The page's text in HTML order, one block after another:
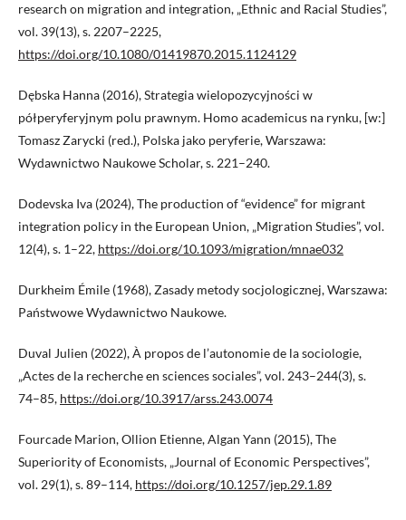
research on migration and integration, „Ethnic and Racial Studies”,
vol. 39(13), s. 2207–2225,
https://doi.org/10.1080/01419870.2015.1124129
Dębska Hanna (2016), Strategia wielopozycyjności w
półperyferyjnym polu prawnym. Homo academicus na rynku, [w:]
Tomasz Zarycki (red.), Polska jako peryferie, Warszawa:
Wydawnictwo Naukowe Scholar, s. 221–240.
Dodevska Iva (2024), The production of “evidence” for migrant
integration policy in the European Union, „Migration Studies”, vol.
12(4), s. 1–22, https://doi.org/10.1093/migration/mnae032
Durkheim Émile (1968), Zasady metody socjologicznej, Warszawa:
Państwowe Wydawnictwo Naukowe.
Duval Julien (2022), À propos de l’autonomie de la sociologie,
„Actes de la recherche en sciences sociales”, vol. 243–244(3), s.
74–85, https://doi.org/10.3917/arss.243.0074
Fourcade Marion, Ollion Etienne, Algan Yann (2015), The
Superiority of Economists, „Journal of Economic Perspectives”,
vol. 29(1), s. 89–114, https://doi.org/10.1257/jep.29.1.89